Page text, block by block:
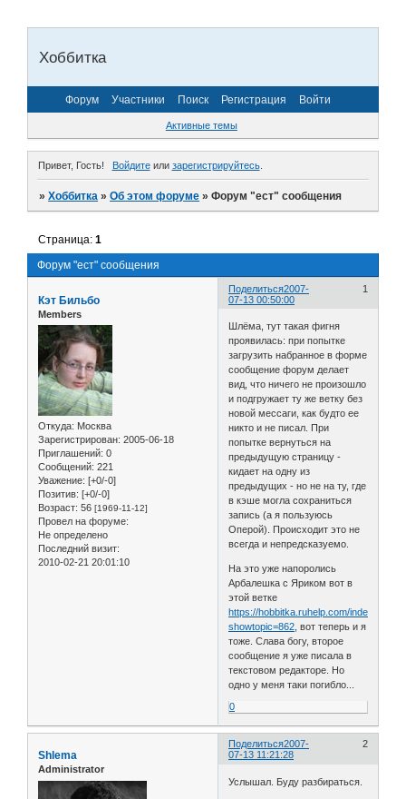
Хоббитка
Форум Участники Поиск Регистрация Войти
Активные темы
Привет, Гость! Войдитеили зарегистрируйтесь.
»Хоббитка »Об этом форуме »Форум "ест" сообщения
Форум "ест" сообщения
Страница:1
Поделиться 1
2007-
07-13 00:50:00
Кэт Бильбо
Members
Откуда: Москва
Зарегистрирован: 2005-06-18
Приглашений: 0
Сообщений: 221
Уважение: [+0/-0]
Позитив: [+0/-0]
Возраст: 56 [1969-11-12]
Провел на форуме:
Не определено
Последний визит:
2010-02-21 20:01:10
Шлёма, тут такая фигня
проявилась: при попытке
загрузить набранное в форме
сообщение форум делает
вид, что ничего не произошло
и подгружает ту же ветку без
новой мессаги, как будто ее
никто и не писал. При
попытке вернуться на
предыдущую страницу -
кидает на одну из
предыдущих - но не на ту, где
в кэше могла сохраниться
запись (а я пользуюсь
Оперой). Происходит это не
всегда и непредсказуемо.
На это уже напоролись
Арбалешка с Яриком вот в
этой ветке
https://hobbitka.ruhelp.com/index.php?
showtopic=862 , вот теперь и я
тоже. Слава богу, второе
сообщение я уже писала в
текстовом редакторе. Но
одно у меня таки погибло...
0
Поделиться 2
2007-
07-13 11:21:28
Shlema
Administrator
Услышал. Буду разбираться.